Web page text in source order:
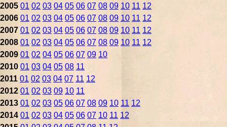
2005 01 02 03 04 05 06 07 08 09 10 11 12
2006 01 02 03 04 05 06 07 08 09 10 11 12
2007 01 02 03 04 05 06 07 08 09 10 11 12
2008 01 02 03 04 05 06 07 08 09 10 11 12
2009 01 02 04 05 06 07 09 10
2010 01 03 04 05 08 11
2011 01 02 03 04 07 11 12
2012 01 02 03 09 10 11
2013 01 02 03 05 06 07 08 09 10 11 12
2014 01 02 03 04 05 06 07 10 11 12